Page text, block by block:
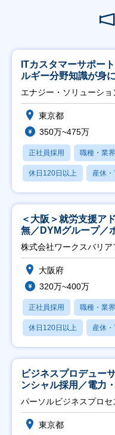
ITカスタマーサポー
ルギー分野知識が身
エナジー・ソリューショ
東京都
350万~475万
正社員採用 職種・業
休日120日以上 産休・
＜大阪＞就労支援ア
無／DYMグループ／
日祝】
株式会社ワークスバリア
大阪府
320万~400万
正社員採用 職種・業
休日120日以上 産休・
ビジネスプロデュー
ンシャル採用／電力
ト推進】
パーソルビジネスプロ
東京都